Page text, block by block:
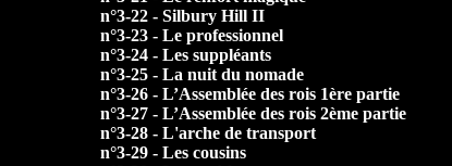
n°3-22 - Silbury Hill II
n°3-23 - Le professionnel
n°3-24 - Les suppléants
n°3-25 - La nuit du nomade
n°3-26 - L’Assemblée des rois 1ère partie
n°3-27 - L’Assemblée des rois 2ème partie
n°3-28 - L'arche de transport
n°3-29 - Les cousins